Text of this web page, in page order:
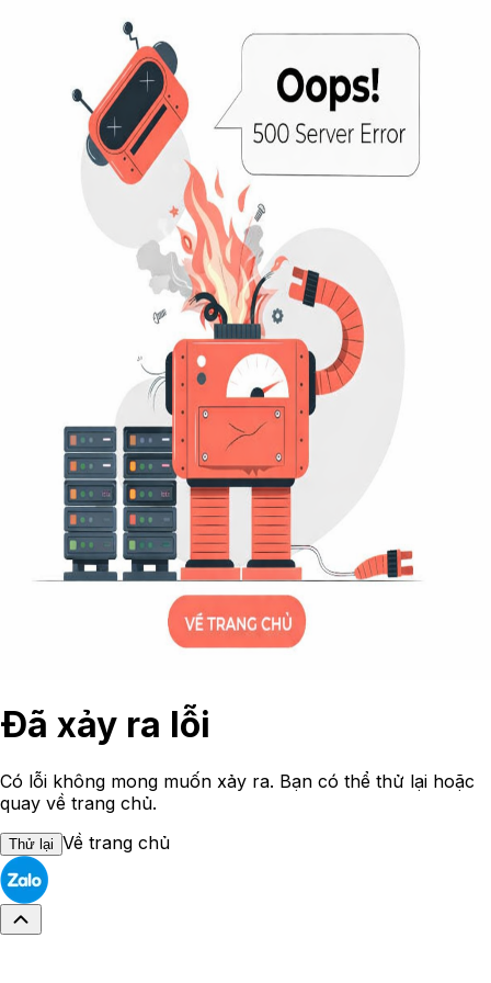
Đã xảy ra lỗi
Có lỗi không mong muốn xảy ra. Bạn có thể thử lại hoặc
quay về trang chủ.
Thử lại Về trang chủ